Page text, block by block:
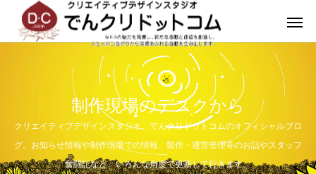
制作現場のデスクから
クリエイティブデザインスタジオ でんクリドットコムのオフィシャルブロ
グ。お知らせ情報や制作現場での情報、製作・運営管理等のお話やスタッフ
奮闘記など、いろんな角度で更新して行きます。